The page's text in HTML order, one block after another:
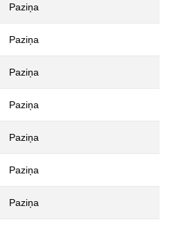
Paziņa
Paziņa
Paziņa
Paziņa
Paziņa
Paziņa
Paziņa